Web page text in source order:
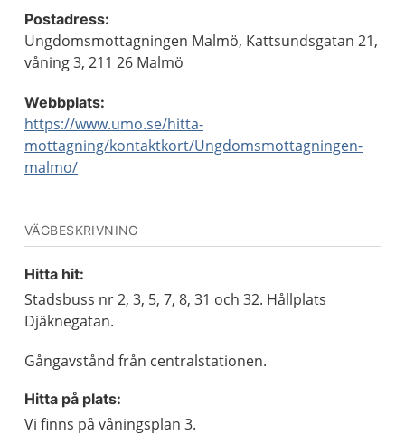
Postadress:
Ungdomsmottagningen Malmö, Kattsundsgatan 21,
våning 3, 211 26 Malmö
Webbplats:
https://www.umo.se/hitta-
mottagning/kontaktkort/Ungdomsmottagningen-
malmo/
VÄGBESKRIVNING
Hitta hit:
Stadsbuss nr 2, 3, 5, 7, 8, 31 och 32. Hållplats
Djäknegatan.
Gångavstånd från centralstationen.
Hitta på plats:
Vi finns på våningsplan 3.